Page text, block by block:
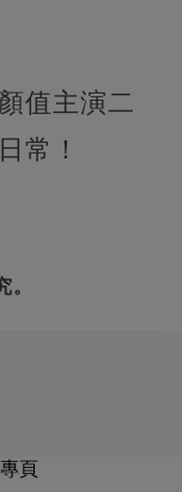
值主演二
常！
。
頁